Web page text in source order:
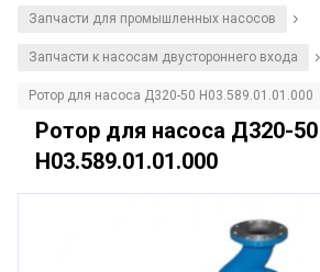
Запчасти для промышленных насосов /
Запчасти к насосам двустороннего входа /
Ротор для насоса Д320-50 Н03.589.01.01.000
Ротор для насоса Д320-50
Н03.589.01.01.000